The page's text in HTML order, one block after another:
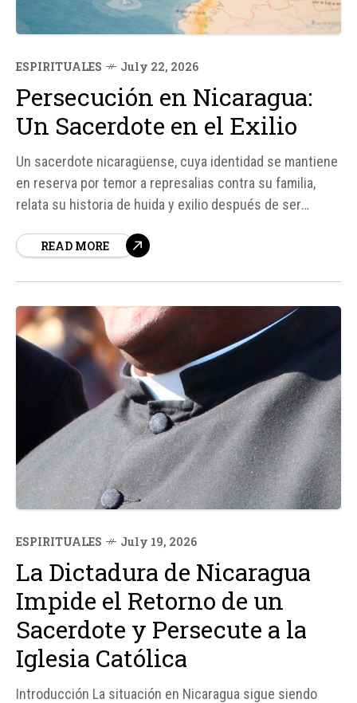
ESPIRITUALES July 22, 2026
Persecución en Nicaragua:
Un Sacerdote en el Exilio
Un sacerdote nicaragüense, cuya identidad se mantiene
en reserva por temor a represalias contra su familia,
relata su historia de huida y exilio después de ser
fuentes, el sacerdote tuvo que abandonar su país en
READ MORE
ESPIRITUALES July 19, 2026
La Dictadura de Nicaragua
Impide el Retorno de un
Sacerdote y Persecute a la
Iglesia Católica
Introducción La situación en Nicaragua sigue siendo